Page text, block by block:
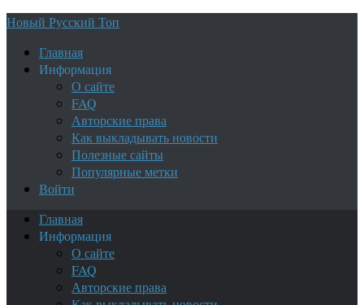
Новый Русский Топ
Главная
Информация
О сайте
FAQ
Авторские права
Как выкладывать новости
Полезные сайты
Популярные метки
Войти
Главная
Информация
О сайте
FAQ
Авторские права